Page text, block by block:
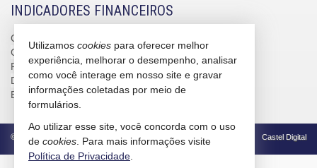
INDICADORES FINANCEIROS
CUB /
CUB /SCvariação
0,95%
Poupança
0,6738%
Dólar Comercial
R$ 5,10
Euro
R$ 5,88
© 2026 CRECI/SC 4586-J Política de Privacidade Castel Digital
Utilizamos cookies para oferecer melhor
experiência, melhorar o desempenho, analisar
como você interage em nosso site e gravar
informações coletadas por meio de
formulários.
Ao utilizar esse site, você concorda com o uso
de cookies . Para mais informações visite
Política de Privacidade